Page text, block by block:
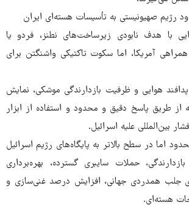
رژیم صهیونیستی به تأسیسات هسته‌ای ایران
با هدف نابودی زیرساخت‌های نطنز، فردو یا
آمریکا، اما سکوت تاکتیکی واشنگتن برای
هوایی و ظرفیت بازدارندگی موشکی، نمایش
طریق پاسخ دقیق و محدود و استفاده از ابزار
بین‌المللی علیه اسرائیل.
اما در سطح بالاتر به پایگاه‌های رژیم اسرائیل
حملات سایبری گسترده، بهره‌برداری
جلب همدردی جهانی، افزایش درصد غنی‌سازی و
هسته‌ای.